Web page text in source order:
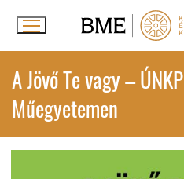
A Jövő Te vagy –
Műegyetemen